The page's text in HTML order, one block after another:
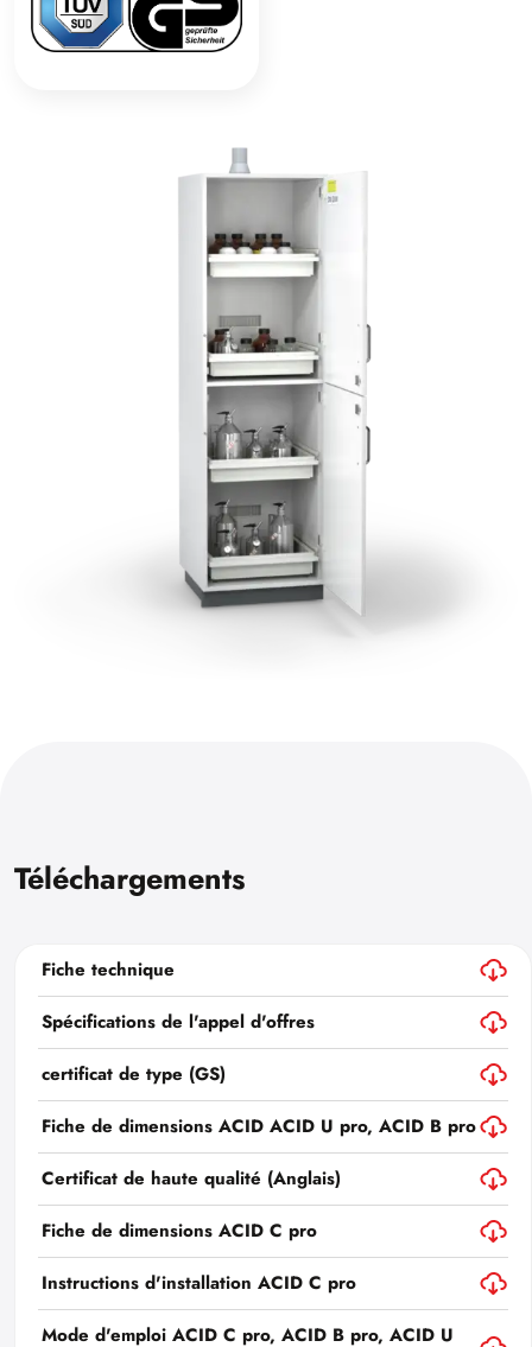
Téléchargements
Fiche technique
Spécifications de l'appel d'offres
certificat de type (GS)
Fiche de dimensions ACID ACID U pro, ACID B pro
Certificat de haute qualité (Anglais)
Fiche de dimensions ACID C pro
Instructions d'installation ACID C pro
Mode d'emploi ACID C pro, ACID B pro, ACID U